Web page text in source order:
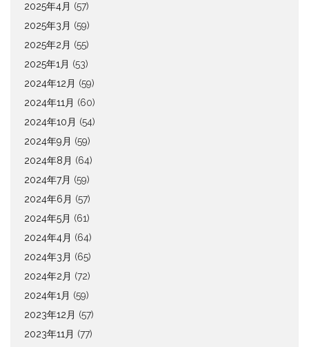
2025年4月 (57)
2025年3月 (59)
2025年2月 (55)
2025年1月 (53)
2024年12月 (59)
2024年11月 (60)
2024年10月 (54)
2024年9月 (59)
2024年8月 (64)
2024年7月 (59)
2024年6月 (57)
2024年5月 (61)
2024年4月 (64)
2024年3月 (65)
2024年2月 (72)
2024年1月 (59)
2023年12月 (57)
2023年11月 (77)